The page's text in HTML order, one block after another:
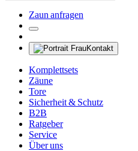
Zaun anfragen
Kontakt
Komplettsets
Zäune
Tore
Sicherheit & Schutz
B2B
Ratgeber
Service
Über uns